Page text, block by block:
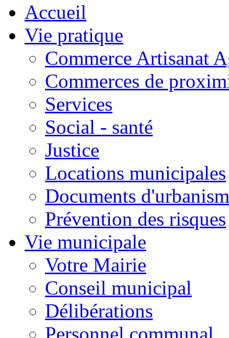
Accueil
Vie pratique
Commerce Artisanat
Commerces de
Services
Social - santé
Justice
Locations municipales
Documents
Prévention des risques
Vie municipale
Votre Mairie
Conseil municipal
Délibérations
Personnel communal